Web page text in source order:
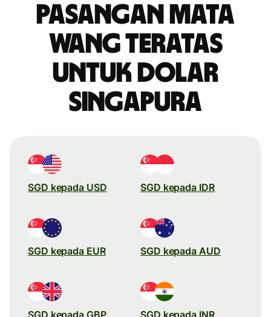
Pasangan mata
wang teratas
untuk dolar
Singapura
SGD kepada USD SGD kepada IDR
SGD kepada EUR SGD kepada AUD
SGD kepada GBP SGD kepada INR